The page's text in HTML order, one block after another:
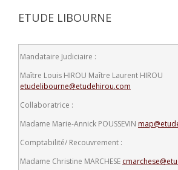
ETUDE LIBOURNE
Mandataire Judiciaire :
Maître Louis HIROU Maître Laurent HIROU
etudelibourne@etudehirou.com
Collaboratrice :
Madame Marie-Annick POUSSEVIN
Comptabilité/ Recouvrement :
Madame Christine MARCHESE